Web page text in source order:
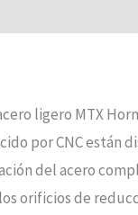
ligero MTX
por CNC están
del acero
orificios de